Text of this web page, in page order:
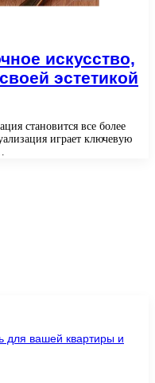
искусство,
эстетикой
становится все более
играет ключевую
для вашей квартиры и